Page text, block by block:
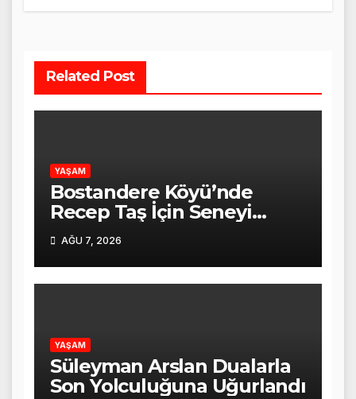
Related Post
YAŞAM
Bostandere Köyü’nde
Recep Taş İçin Seneyi
Devriye Mevlid-i Şerif
Programı Düzenlendi
AĞU 7, 2026
YAŞAM
Süleyman Arslan Dualarla
Son Yolculuğuna Uğurlandı